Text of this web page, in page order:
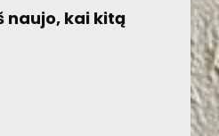
naujo, kai kitą